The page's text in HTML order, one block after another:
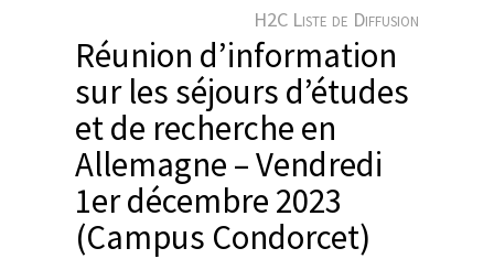
r
H2C Liste de Diffusion
Réunion d’information
sur les séjours d’études
et de recherche en
Allemagne – Vendredi
1er décembre 2023
(Campus Condorcet)